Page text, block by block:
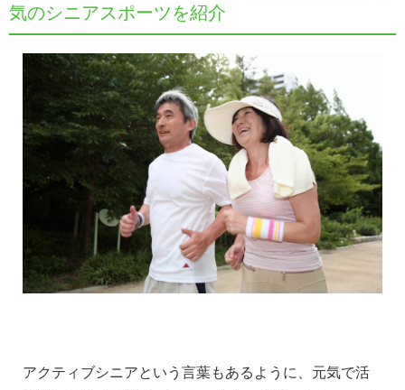
気のシニアスポーツを紹介
アクティブシニアという言葉もあるように、元気で活